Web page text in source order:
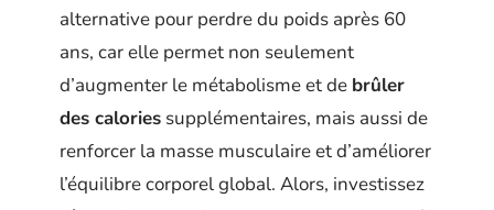
alternative pour perdre du poids après 60
ans, car elle permet non seulement
d’augmenter le métabolisme et de brûler
des calories supplémentaires, mais aussi de
renforcer la masse musculaire et d’améliorer
l’équilibre corporel global. Alors, investissez